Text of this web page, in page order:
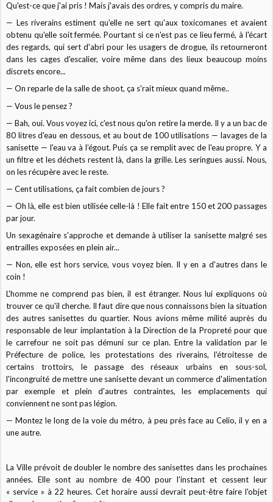
Qu'est-ce que j'ai pris ! Mais j'avais des ordres, y compris du maire.
— Les riverains estiment qu'elle ne sert qu'aux toxicomanes et avaient
obtenu qu'elle soit fermée. Pourtant si ce n'est pas ce lieu fermé, à l'écart
des regards, qui sert d'abri pour les usagers de drogue, ils retourneront
dans les cages d'escalier, voire même dans des lieux beaucoup moins
discrets encore...
— On reparle de la salle de shoot, ça s'rait mieux quand même..
— Vous le pensez ?
— Bah, oui. Vous voyez ici, c'est nous qu'on retire la merde. Il y a un bac de
80 litres d'eau en dessous, et au bout de 100 utilisations — lavages de la
sanisette — l'eau va à l’égout. Puis ça se remplit avec de l'eau propre. Y a
un filtre et les déchets restent là, dans la grille. Les seringues aussi. Nous,
on les récupère avec le reste.
— Cent utilisations, ça fait combien de jours ?
— Oh là, elle est bien utilisée celle-là ! Elle fait entre 150 et 200 passages
par jour.
Un sexagénaire s'approche et demande à utiliser la sanisette malgré ses
entrailles exposées en plein air...
— Non, elle est hors service, vous voyez bien. Il y en a d'autres dans le
coin !
L'homme ne comprend pas bien, il est étranger. Nous lui expliquons où
trouver ce qu'il cherche. Il faut dire que nous connaissons bien la situation
des autres sanisettes du quartier. Nous avions même milité auprès du
responsable de leur implantation à la Direction de la Propreté pour que
le carrefour ne soit pas démuni sur ce plan. Entre la validation par le
Préfecture de police, les protestations des riverains, l'étroitesse de
certains trottoirs, le passage des réseaux urbains en sous-sol,
l'incongruité de mettre une sanisette devant un commerce d'alimentation
par exemple et plein d'autres contraintes, les emplacements qui
conviennent ne sont pas légion.
— Montez le long de la voie du métro, à peu près face au Celio, il y en a
une autre.
La Ville prévoit de doubler le nombre des sanisettes dans les prochaines
années. Elle sont au nombre de 400 pour l'instant et cessent leur
« service » à 22 heures. Cet horaire aussi devrait peut-être faire l'objet